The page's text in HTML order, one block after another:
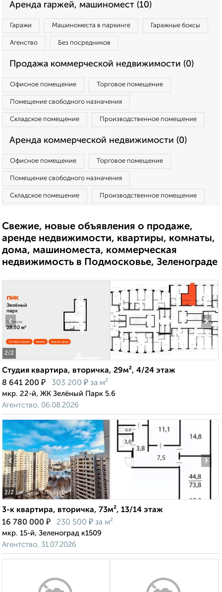
Аренда гаржей, машиномест (10)
Гаражи Машиноместа в паркинге Гаражные боксы
Агенство Без посредников
Продажа коммерческой недвижимости (0)
Офисное помещение Торговое помещение
Помещение свободного назначения
Складское помещение Производственное помещение
Аренда коммерческой недвижимости (0)
Офисное помещение Торговое помещение
Помещение свободного назначения
Складское помещение Производственное помещение
Свежие, новые объявления о продаже,
аренде недвижимости, квартиры, комнаты,
дома, машиноместа, коммерческая
недвижимость в Подмосковье, Зеленограде
2/2
‹ ›
Студия квартира, вторичка, 29м², 4/24 этаж
8 641 200 ₽ 303 200 ₽ за м²
мкр. 22-й, ЖК Зелёный Парк 5.6
Агентство, 06.08.2026
2/2
‹ ›
3-к квартира, вторичка, 73м², 13/14 этаж
16 780 000 ₽ 230 500 ₽ за м²
мкр. 15-й, Зеленоград к1509
Агентство, 31.07.2026